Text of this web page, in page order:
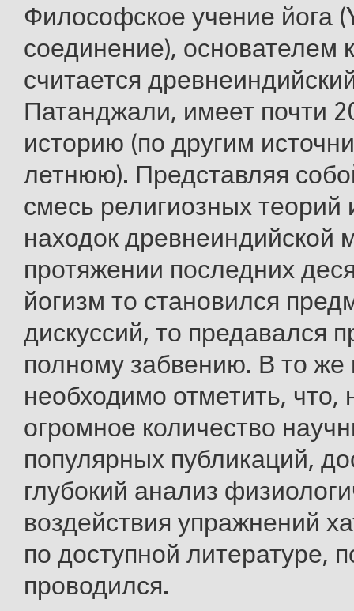
Философское учение йога
соединение), основателем
считается
Патанджали, имеет почти
историю (по другим
летнюю). Представляя
смесь религиозных теорий
находок древнеиндийской
протяжении последних
йогизм то становился
дискуссий, то предавался
полному забвению. В то же
необходимо отметить, что,
огромное количество
популярных публикаций,
глубокий анализ
воздействия упражнений
по доступной литературе,
проводился.